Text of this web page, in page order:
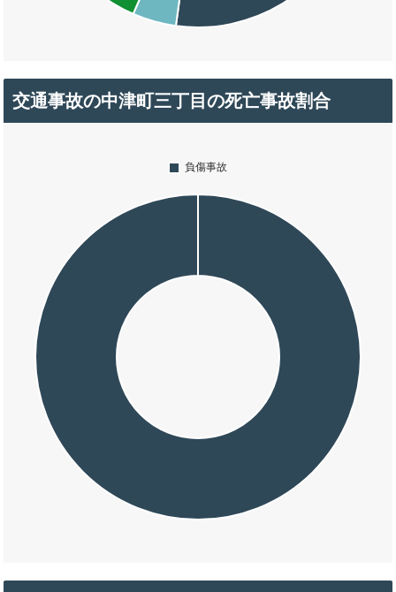
交通事故の中津町三丁目の死亡事故割合